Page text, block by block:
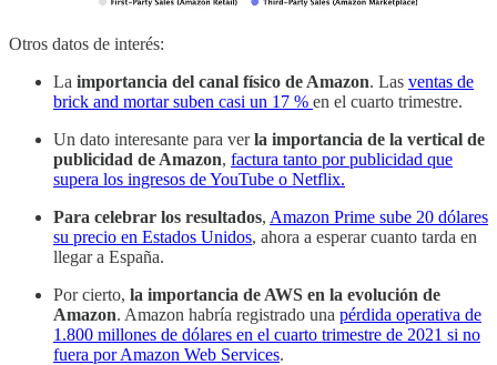
Otros datos de interés:
La importancia del canal físico de Amazon. Las ventas de
brick and mortar suben casi un 17 % en el cuarto trimestre.
Un dato interesante para verla importancia de la vertical de
publicidad de Amazon, factura tanto por publicidad que
supera los ingresos de YouTube o Netflix.
Para celebrar los resultados, Amazon Prime sube 20 dólares
su precio en Estados Unidos, ahora a esperar cuanto tarda en
llegar a España.
Por cierto, la importancia de AWS en la evolución de
Amazon. Amazon habría registrado una pérdida operativa de
1.800 millones de dólares en el cuarto trimestre de 2021 si no
fuera por Amazon Web Services.